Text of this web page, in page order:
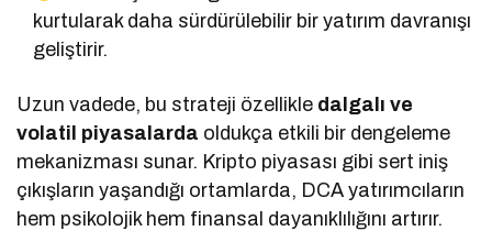
kurtularak daha sürdürülebilir bir yatırım davranışı
geliştirir.
Uzun vadede, bu strateji özellikle dalgalı ve
volatil piyasalarda oldukça etkili bir dengeleme
mekanizması sunar. Kripto piyasası gibi sert iniş
çıkışların yaşandığı ortamlarda, DCA yatırımcıların
hem psikolojik hem finansal dayanıklılığını artırır.